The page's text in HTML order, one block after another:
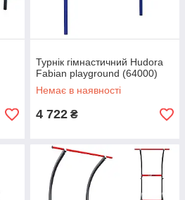
Турнік гімнастичний Hudora
Fabian playground (64000)
Немає в наявності
4 722 ₴